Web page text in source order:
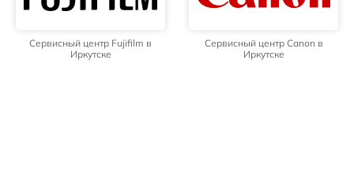
Сервисный центр Fujifilm в
Иркутске
Сервисный центр Canon в
Иркутске